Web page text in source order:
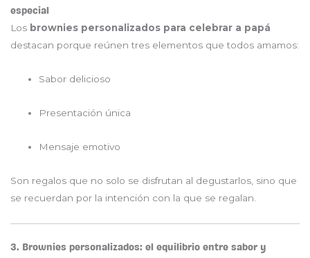
especial
Los brownies personalizados para celebrar a papá
destacan porque reúnen tres elementos que todos amamos:
Sabor delicioso
Presentación única
Mensaje emotivo
Son regalos que no solo se disfrutan al degustarlos, sino que
se recuerdan por la intención con la que se regalan.
3. Brownies personalizados: el equilibrio entre sabor y